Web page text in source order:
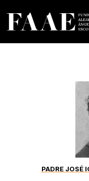
PADRE JOSÉ